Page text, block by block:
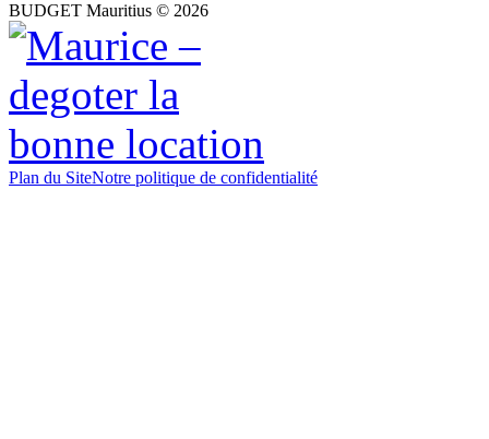
BUDGET Mauritius © 2026
Plan du SiteNotre politique de confidentialité